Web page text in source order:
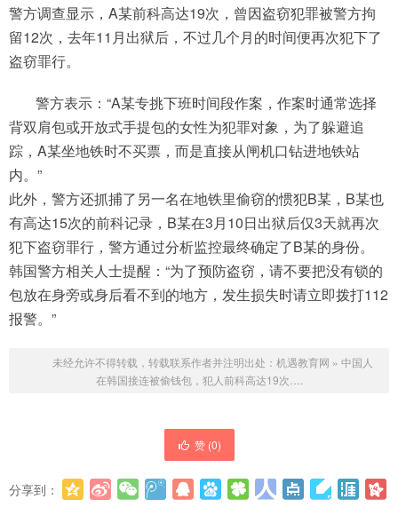
警方调查显示，A某前科高达19次，曾因盗窃犯罪被警方拘
留12次，去年11月出狱后，不过几个月的时间便再次犯下了
盗窃罪行。
警方表示：“A某专挑下班时间段作案，作案时通常选择
背双肩包或开放式手提包的女性为犯罪对象，为了躲避追
踪，A某坐地铁时不买票，而是直接从闸机口钻进地铁站
内。”
此外，警方还抓捕了另一名在地铁里偷窃的惯犯B某，B某也
有高达15次的前科记录，B某在3月10日出狱后仅3天就再次
犯下盗窃罪行，警方通过分析监控最终确定了B某的身份。
韩国警方相关人士提醒：“为了预防盗窃，请不要把没有锁的
包放在身旁或身后看不到的地方，发生损失时请立即拨打112
报警。”
未经允许不得转载，转载联系作者并注明出处： 机遇教育网 » 中国人
在韩国接连被偷钱包，犯人前科高达19次….
赞 (0)
分享到：